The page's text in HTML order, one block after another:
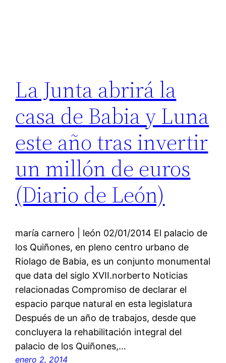
La Junta abrirá la
casa de Babia y Luna
este año tras invertir
un millón de euros
(Diario de León)
maría carnero | león 02/01/2014 El palacio de
los Quiñones, en pleno centro urbano de
Riolago de Babia, es un conjunto monumental
que data del siglo XVII.norberto Noticias
relacionadas Compromiso de declarar el
espacio parque natural en esta legislatura
Después de un año de trabajos, desde que
concluyera la rehabilitación integral del
palacio de los Quiñones,…
enero 2, 2014